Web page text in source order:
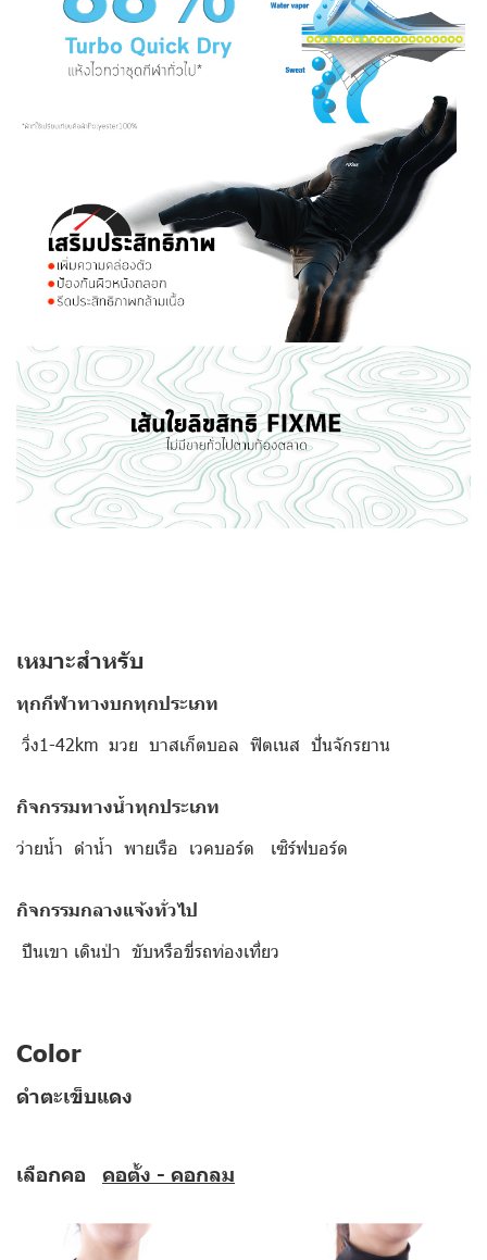
เหมาะสำหรับ
ทุกกีฬาทางบกทุกประเภท
วิ่ง1-42km มวย บาสเก็ตบอล ฟิตเนส ปั่นจักรยาน
กิจกรรมทางน้ำทุกประเภท
ว่ายน้ำ ดำน้ำ พายเรือ เวคบอร์ด เซิร์ฟบอร์ด
กิจกรรมกลางแจ้งทั่วไป
ปีนเขา เดินป่า ขับหรือขี่รถท่องเที่ยว
Color
ดำตะเข็บแดง
เลือกคอ คอตั้ง - คอกลม